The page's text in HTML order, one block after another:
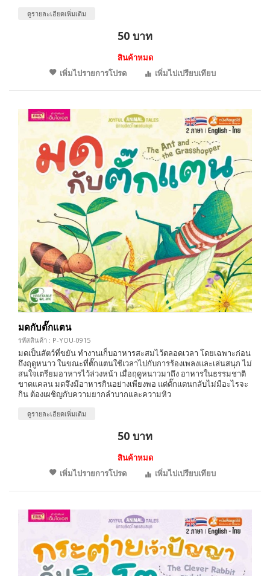
ดูรายละเอียดเพิ่มเติม
50 บาท
สินค้าหมด
เพิ่มไปรายการโปรด
เพิ่มไปเปรียบเทียบ
มดกับตั๊กแตน
รหัสสินค้า : P-YOU-0915
มดเป็นสัตว์ที่ขยัน ทำงานเก็บอาหารสะสมไว้ตลอดเวลา โดยเฉพาะก่อน
ถึงฤดูหนาว ในขณะที่ตั๊กแตนใช้เวลาไปกับการร้องเพลงและเล่นสนุก ไม่
สนใจเตรียมอาหารไว้ล่วงหน้า เมื่อฤดูหนาวมาถึง อาหารในธรรมชาติ
ขาดแคลน มดจึงมีอาหารกินอย่างเพียงพอ แต่ตั๊กแตนกลับไม่มีอะไรจะ
กิน ต้องเผชิญกับความยากลำบากและความหิว
ดูรายละเอียดเพิ่มเติม
50 บาท
สินค้าหมด
เพิ่มไปรายการโปรด
เพิ่มไปเปรียบเทียบ